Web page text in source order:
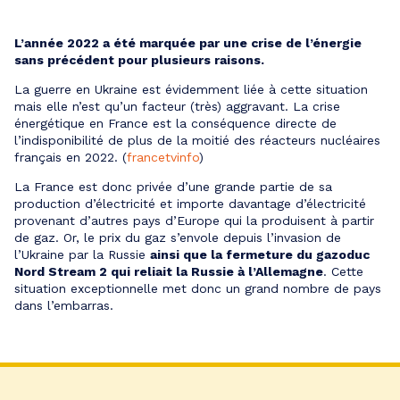
L’année 2022 a été marquée par une crise de l’énergie
sans précédent pour plusieurs raisons.
La guerre en Ukraine est évidemment liée à cette situation
mais elle n’est qu’un facteur (très) aggravant. La crise
énergétique en France est la conséquence directe de
l’indisponibilité de plus de la moitié des réacteurs nucléaires
français en 2022. (francetvinfo)
La France est donc privée d’une grande partie de sa
production d’électricité et importe davantage d’électricité
provenant d’autres pays d’Europe qui la produisent à partir
de gaz. Or, le prix du gaz s’envole depuis l’invasion de
l’Ukraine par la Russie ainsi que la fermeture du gazoduc
Nord Stream 2 qui reliait la Russie à l’Allemagne. Cette
situation exceptionnelle met donc un grand nombre de pays
dans l’embarras.